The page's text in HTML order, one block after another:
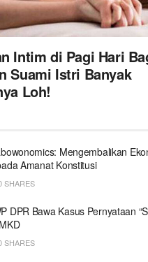
Intim di Pagi Hari
Suami Istri Banyak
Loh!
Mengembalikan
Amanat Konstitusi
SHARES
DPR Bawa Kasus Pernyataan
SHARES